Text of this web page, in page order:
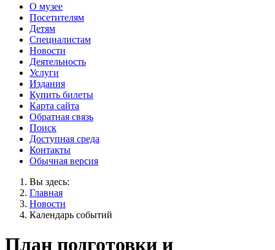
О музее
Посетителям
Детям
Специалистам
Новости
Деятельность
Услуги
Издания
Купить билеты
Карта сайта
Обратная связь
Поиск
Доступная среда
Контакты
Обычная версия
Вы здесь:
Главная
Новости
Календарь событий
План подготовки и